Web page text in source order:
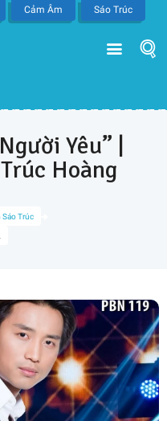
Cảm Âm Sáo Trúc
Sáo Trúc
Yêu” |
Hoàng